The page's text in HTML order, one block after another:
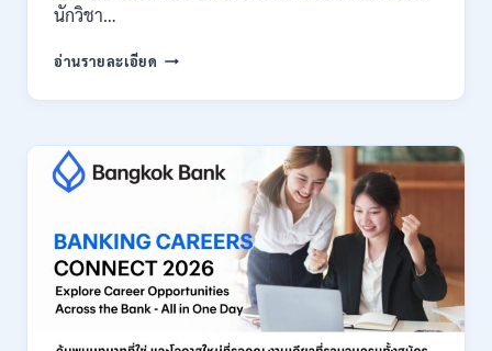
นักวิชา…
อ่านรายละเอียด มหาวิทยาลัย
โจ้
เปิด
รับ
สมัคร
ปริญญา
ตรี
ทุก
สาขา
/
ไม่